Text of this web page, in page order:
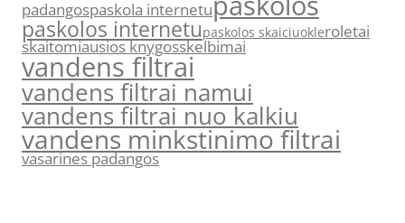
padangospaskola internetu
paskolos internetupaskolos skaiciuokleroletai
skaitomiausios knygosskelbimai
vandens filtrai
vandens filtrai namui
vandens filtrai nuo kalkiu
vandens minkstinimo filtrai
vasarines padangos